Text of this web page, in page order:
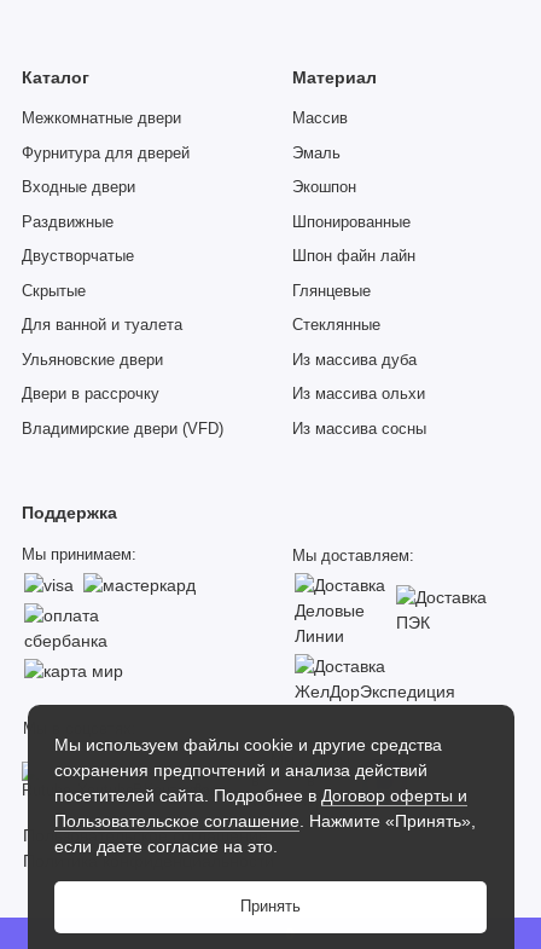
0
Мы используем файлы cookie и другие средства
сохранения предпочтений и анализа действий
посетителей сайта. Подробнее в Договор оферты и
Пользовательское соглашение . Нажмите «Принять»,
если даете согласие на это.
Принять
Каталог
Межкомнатные двери
Фурнитура для дверей
Входные двери
Раздвижные
Двустворчатые
Скрытые
Для ванной и туалета
Ульяновские двери
Двери в рассрочку
Владимирские двери (VFD)
Материал
Массив
Эмаль
Экошпон
Шпонированные
Шпон файн лайн
Глянцевые
Стеклянные
Из массива дуба
Из массива ольхи
Из массива сосны
Поддержка
Мы принимаем: Мы доставляем:
Мы в соцсетях:
Пользовательское соглашение
Политика конфиденциальности
Dverilab